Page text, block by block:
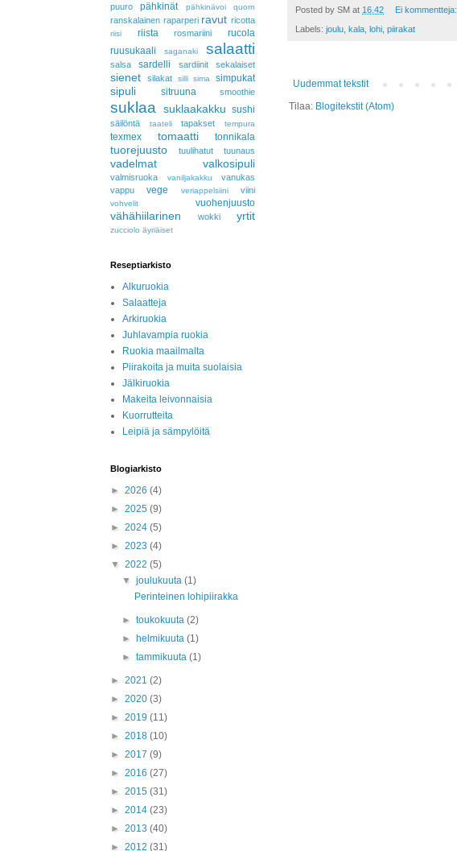
Posted by SM at 16.42 Ei kommentteja:
Labels: joulu, kala, lohi, piirakat
Uudemmat tekstit
Tilaa: Blogitekstit (Atom)
puuro
pähkinät pähkinävoi quorn
ranskalainen raparperi ravut ricotta
riisi riista rosmariini
rucola
ruusukaali
saganaki salaatti
salsa sardelli sardiinit sekalaiset
sienet silakat silli sima simpukat
sipuli sitruuna smoothie
suklaa suklaakakku sushi
säilöntä taateli tapakset tempura
texmex tomaatti tonnikala
tuorejuusto tuulihatut tuunaus
vadelmat valkosipuli
valmisruoka vaniljakakku
vanukas
vappu
vege veriappelsiini viini
vohvelit vuohenjuusto
vähähiilarinen wokki yrtit
zucciolo äyriäiset
Reseptiarkisto
Alkuruokia
Salaatteja
Arkiruokia
Juhlavampia ruokia
Ruokia maailmalta
Piirakoita ja muita suolaisia
Jälkiruokia
Makeita leivonnaisia
Kuorrutteita
Leipiä ja sämpylöitä
Blogiarkisto
► 2026 (4)
► 2025 (9)
► 2024 (5)
► 2023 (4)
▼ 2022 (5)
▼joulukuuta(1)
Perinteinen lohipiirakka
►toukokuuta(2)
►
helmikuuta(1)
►tammikuuta(1)
► 2021 (2)
► 2020 (3)
► 2019 (11)
► 2018 (10)
► 2017 (9)
► 2016 (27)
► 2015 (31)
► 2014 (23)
► 2013 (40)
► 2012 (31)